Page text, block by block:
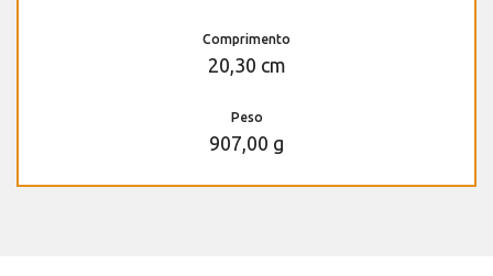
Comprimento
20,30 cm
Peso
907,00 g